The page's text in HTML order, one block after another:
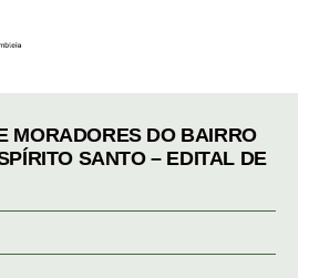
MORADORES DO BAIRRO
SANTO – EDITAL DE